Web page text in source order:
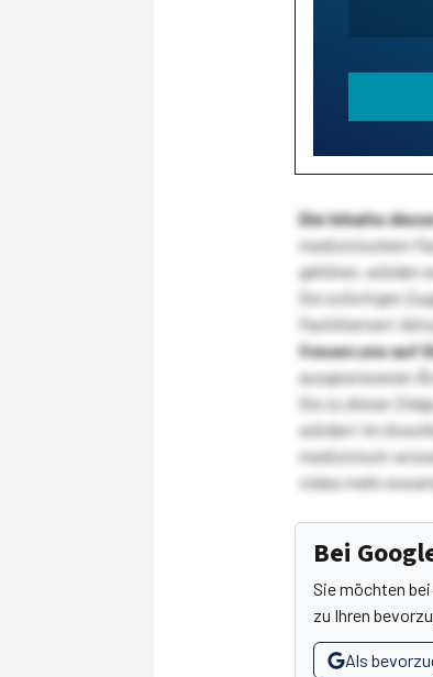
Die Inhalte
medizinischem
gehören, würden
Sie sofortigen
Fachthemen!
freuen uns auf
ausgewiesenen
Sie zu dieser
würden! Im
medizinisch-
vieles mehr
Bei
Sie möchten
zu Ihren
Als